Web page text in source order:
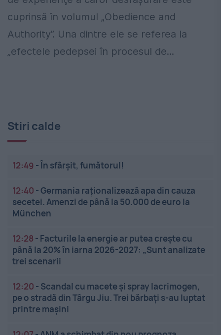
cuprinsă în volumul „Obedience and
Authority”. Una dintre ele se referea la
„efectele pedepsei în procesul de...
Stiri calde
12:49 -În sfârșit, fumătorul!
12:40 -Germania raționalizează apa din cauza
secetei. Amenzi de până la 50.000 de euro la
München
12:28 - Facturile la energie ar putea crește cu
până la 20% în iarna 2026-2027: „Sunt analizate
trei scenarii
12:20 - Scandal cu macete și spray lacrimogen,
pe o stradă din Târgu Jiu. Trei bărbați s-au luptat
printre mașini